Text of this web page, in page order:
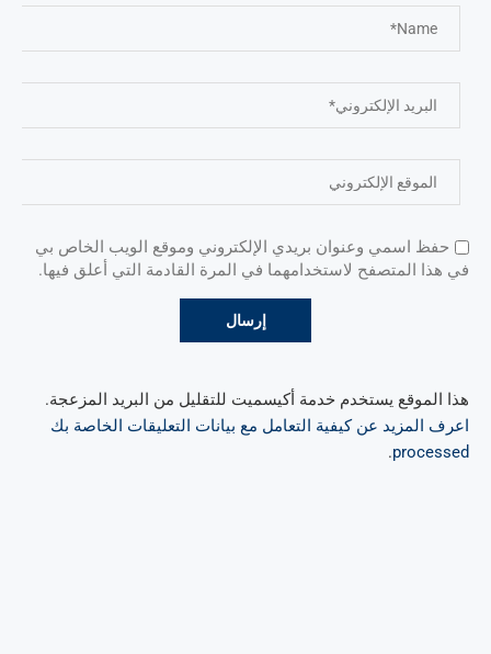
حفظ اسمي وعنوان بريدي الإلكتروني وموقع الويب الخاص بي
في هذا المتصفح لاستخدامهما في المرة القادمة التي أعلق فيها.
هذا الموقع يستخدم خدمة أكيسميت للتقليل من البريد المزعجة.
اعرف المزيد عن كيفية التعامل مع بيانات التعليقات الخاصة بك
processed
.